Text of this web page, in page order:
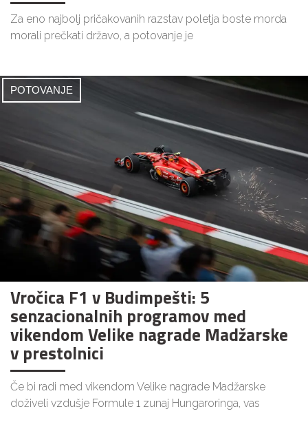
Za eno najbolj pričakovanih razstav poletja boste morda
morali prečkati državo, a potovanje je
POTOVANJE
Vročica F1 v Budimpešti: 5
senzacionalnih programov med
vikendom Velike nagrade Madžarske
v prestolnici
Če bi radi med vikendom Velike nagrade Madžarske
doživeli vzdušje Formule 1 zunaj Hungaroringa, vas